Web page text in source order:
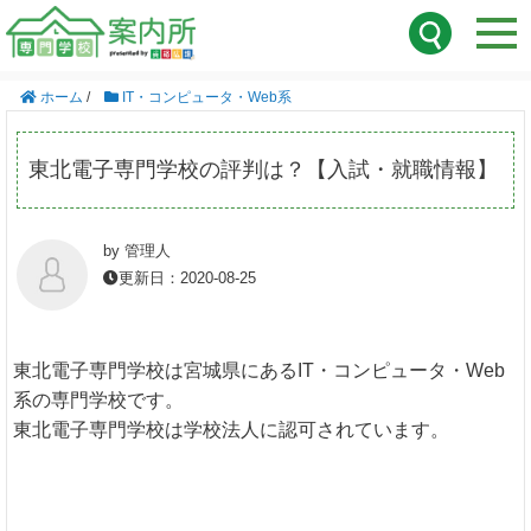
ホーム / IT・コンピュータ・Web系
東北電子専門学校の評判は？【入試・就職情報】
by 管理人
更新日：2020-08-25
東北電子専門学校は宮城県にあるIT・コンピュータ・Web
系の専門学校です。
東北電子専門学校は学校法人に認可されています。